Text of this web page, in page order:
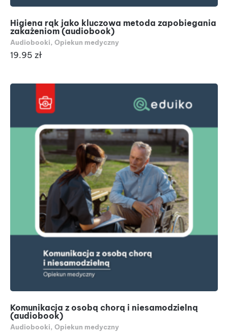
Higiena rąk jako kluczowa metoda zapobiegania
zakażeniom (audiobook)
Audiobooki, Opiekun medyczny
19.95 zł
Komunikacja z osobą chorą i niesamodzielną
(audiobook)
Audiobooki, Opiekun medyczny